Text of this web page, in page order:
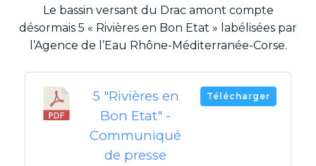
Le bassin versant du Drac amont compte
désormais 5 « Rivières en Bon Etat » labélisées par
l’Agence de l’Eau Rhône-Méditerranée-Corse.
5 "Rivières en
Bon Etat" -
Communiqué
de presse
Télécharger